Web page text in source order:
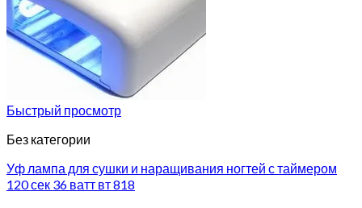
Быстрый просмотр
Без категории
Уф лампа для сушки и наращивания ногтей с таймером
120 сек 36 ватт вт 818